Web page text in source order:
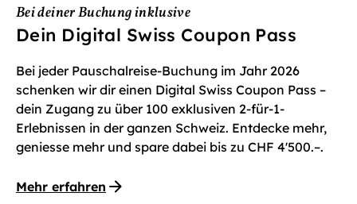
Bei deiner Buchung inklusive
Dein Digital Swiss Coupon Pass
Bei jeder Pauschalreise-Buchung im Jahr 2026
schenken wir dir einen Digital Swiss Coupon Pass –
dein Zugang zu über 100 exklusiven 2-für-1-
Erlebnissen in der ganzen Schweiz. Entdecke mehr,
geniesse mehr und spare dabei bis zu CHF 4'500.–.
Mehr erfahren